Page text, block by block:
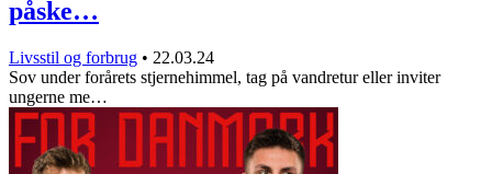
påske…
Livsstil og forbrug • 22.03.24
Sov under forårets stjernehimmel, tag på vandretur eller inviter
ungerne me…